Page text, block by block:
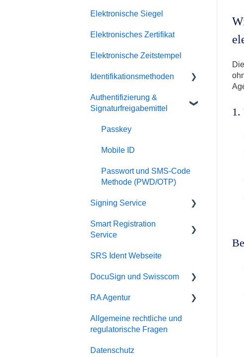
1.
Fehlerbehebung
Elektronische Siegel
Elektronisches Zertifikat
Elektronische Zeitstempel
Identifikationsmethoden
SRS Video EU
SRS Selfie Ident EU
SRS Direct
Authentifizierung &
Signaturfreigabemittel
Passkey
Mobile ID
Passwort und SMS-Code
Methode (PWD/OTP)
Signing Service
Service Kapazität und
Performance
API Integration und Setup
Fehlermeldungen
Nutzungsbestimmungen
Smart Registration
Service
SRS API Integration und
SRS Ident Webseite
DocuSign und Swisscom
DocuSign incl.
DocuSign Express - IDV
RA Agentur
RA App
Allgemeine rechtliche und
regulatorische Fragen
Datenschutz